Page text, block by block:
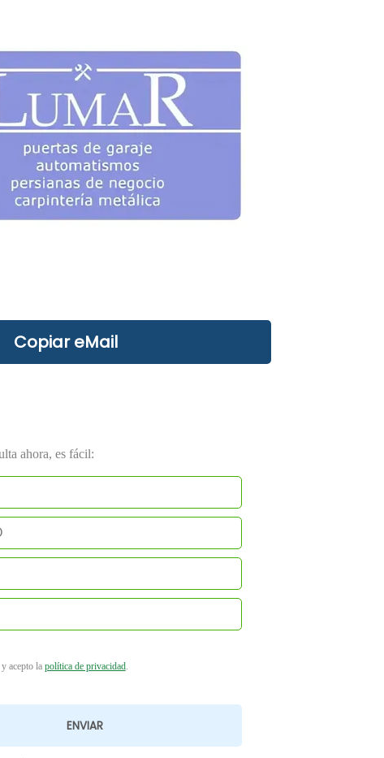
Copiar eMail
ahora, es fácil:
acepto la política de privacidad.